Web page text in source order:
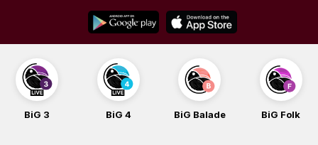
content
BiG 3 BiG 4 BiG Balade BiG Folk